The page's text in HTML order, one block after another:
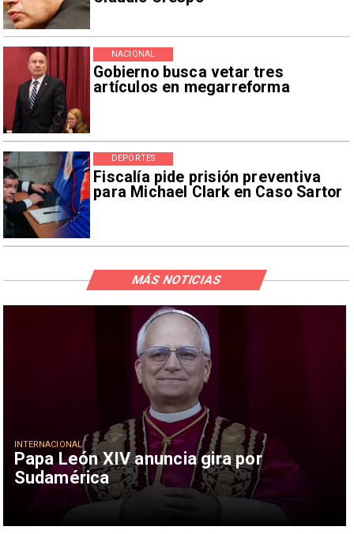
Gobierno busca vetar tres
artículos en megarreforma
NACIONAL
Fiscalía pide prisión preventiva
para Michael Clark en Caso Sartor
DEPORTES
Papa León XIV anuncia gira por
Sudamérica
INTERNACIONAL
MÁS NOTICIAS